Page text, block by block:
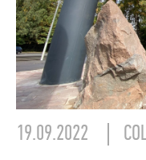
19.09.2022